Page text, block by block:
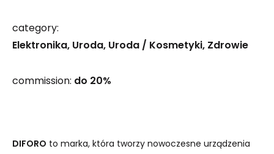
category:
Elektronika Uroda Uroda / Kosmetyki Zdrowie
commission: do 20%
DIFORO to marka, która tworzy nowoczesne urządzenia